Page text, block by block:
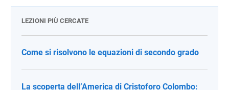
LEZIONI PIÙ CERCATE
Come si risolvono le equazioni di secondo grado
La scoperta dell’America di Cristoforo Colombo: